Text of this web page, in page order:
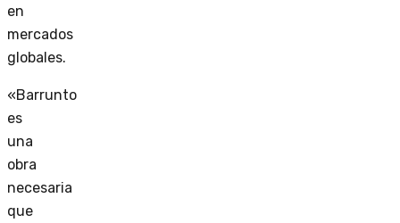
en
mercados
globales.
«Barrunto
es
una
obra
necesaria
que